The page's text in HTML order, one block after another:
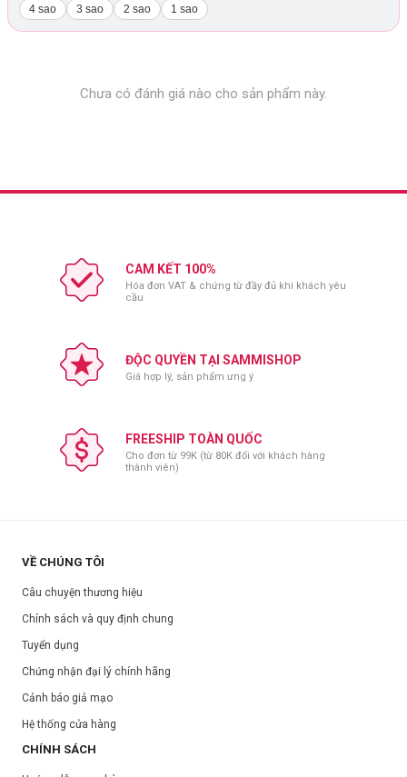
4 sao
3 sao 2 sao 1 sao
Chưa có đánh giá nào cho sản phẩm này.
CAM KẾT 100%
Hóa đơn VAT & chứng từ đầy đủ khi khách yêu
cầu
ĐỘC QUYỀN TẠI SAMMISHOP
Giá hợp lý, sản phẩm ưng ý
FREESHIP TOÀN QUỐC
Cho đơn từ 99K (từ 80K đối với khách hàng
thành viên)
VỀ CHÚNG TÔI
Câu chuyện thương hiệu
Chính sách và quy định chung
Tuyển dụng
Chứng nhận đại lý chính hãng
Cảnh báo giả mạo
Hệ thống cửa hàng
CHÍNH SÁCH